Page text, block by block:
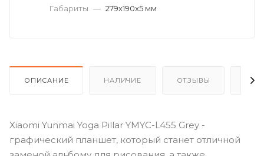
Габариты — 279х190x5 мм
ОПИСАНИЕ НАЛИЧИЕ ОТЗЫВЫ
Xiaomi Yunmai Yoga Pillar YMYC-L455 Grey -
графический планшет, который станет отличной